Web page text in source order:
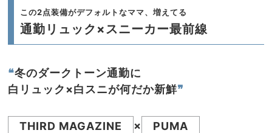
この2点装備がデフォルトなママ、増えてる
通勤リュック×スニーカー最前線
❝冬のダークトーン通勤に
白リュック×白スニが何だか新鮮❞
THIRD MAGAZINE × PUMA